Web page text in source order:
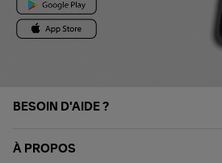
BESOIN D'AIDE ?
À PROPOS